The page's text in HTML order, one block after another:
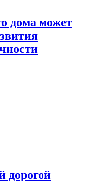
дома может
дорогой